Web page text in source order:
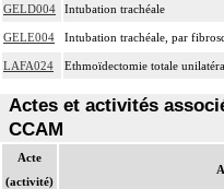
GELD004 Intubation trachéale
GELE004 Intubation trachéale, par
LAFA024 Ethmoïdectomie totale
Actes et activités
CCAM
Acte
(activité)